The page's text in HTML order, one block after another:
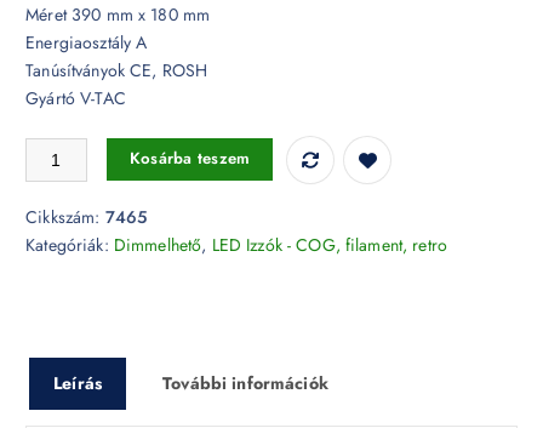
Méret 390 mm x 180 mm
Energiaosztály A
Tanúsítványok CE, ROSH
Gyártó V-TAC
Dimmelhető Retro LED izzó - 8W Filament E27 S200 2000K - 7465
Kosárba teszem
Cikkszám: 7465
Kategóriák: Dimmelhető, LED Izzók - COG, filament, retro
Leírás További információk